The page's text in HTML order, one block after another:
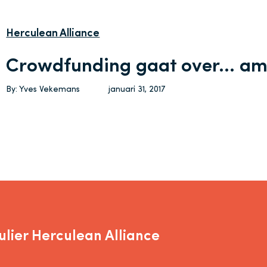
Herculean Alliance
Crowdfunding gaat over…
By: Yves Vekemans januari 31, 2017
Herculean Alliance